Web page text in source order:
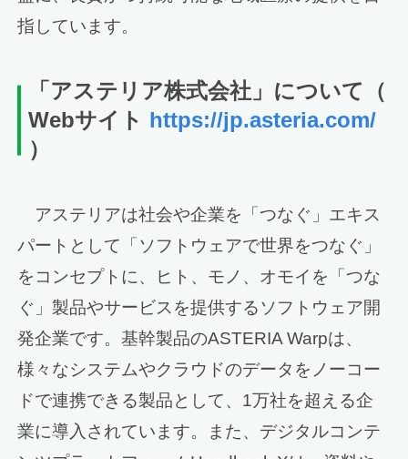
指しています。
「アステリア株式会社」について
（
Webサイト https://jp.asteria.com/
）
アステリアは社会や企業を「つなぐ」エキス
パートとして「ソフトウェアで世界をつなぐ」
をコンセプトに、ヒト、モノ、オモイを「つな
ぐ」製品やサービスを提供するソフトウェア開
発企業です。基幹製品のASTERIA Warpは、
様々なシステムやクラウドのデータをノーコー
ドで連携できる製品として、1万社を超える企
業に導入されています。また、デジタルコンテ